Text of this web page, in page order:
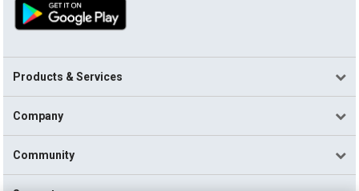
Products & Services
Company
Community